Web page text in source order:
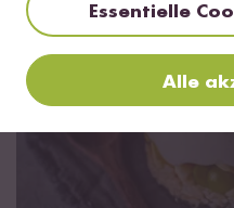
Essentielle
Alle